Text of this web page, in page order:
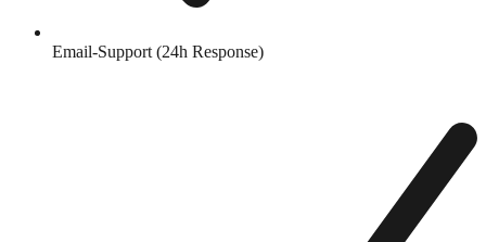
Email-Support (24h Response)